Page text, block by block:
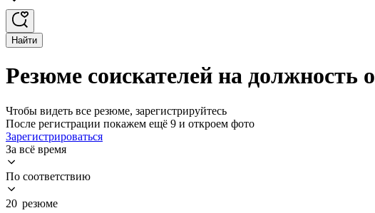
Найти
Резюме соискателей на
Чтобы видеть все резюме, зарегистрируйтесь
После регистрации покажем ещё 9 и откроем фото
Зарегистрироваться
За всё время
По соответствию
20 резюме